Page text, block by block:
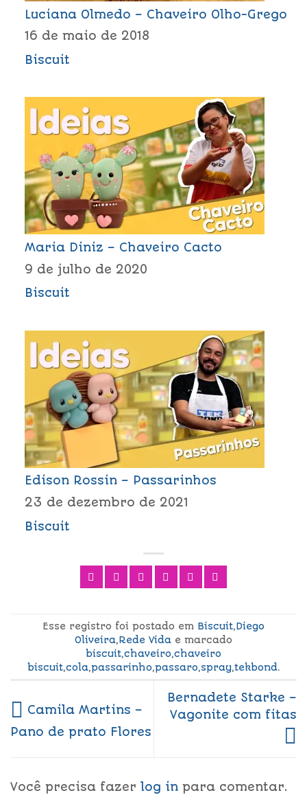
Luciana Olmedo – Chaveiro Olho-Grego
16 de maio de 2018
Biscuit
Maria Diniz – Chaveiro Cacto
9 de julho de 2020
Biscuit
Edison Rossin – Passarinhos
23 de dezembro de 2021
Biscuit
Esse registro foi postado em Biscuit,Diego
Oliveira,Rede Vida e marcado
biscuit,chaveiro,chaveiro
biscuit,cola,passarinho,passaro,spray,tekbond.
Camila Martins –
Pano de prato Flores
Bernadete Starke –
Vagonite com fitas
Você precisa fazer log in para comentar.